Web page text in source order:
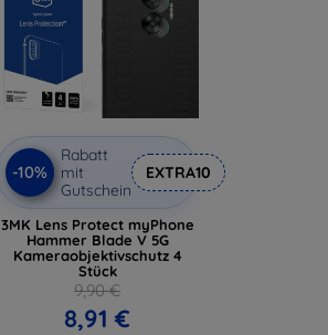
-10%
Rabatt
mit
Gutschein
EXTRA10
3MK Lens Protect myPhone
Hammer Blade V 5G
Kameraobjektivschutz 4
Stück
9,90 €
8,91 €